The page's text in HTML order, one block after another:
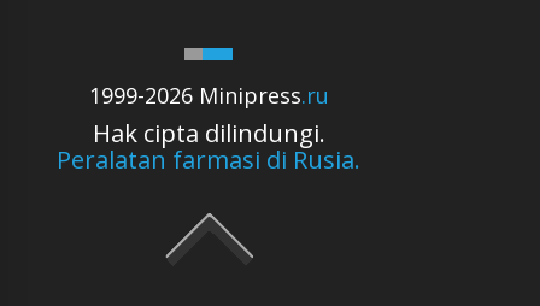
1999-2026 Minipress.ru
Hak cipta dilindungi.
Peralatan farmasi di Rusia.